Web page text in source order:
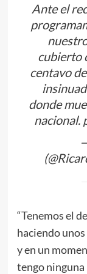
Ante el
cubierto
centavo
donde
nacional.
“Tenemos el
haciendo
y en un
tengo